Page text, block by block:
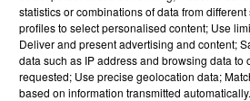
statistics or combinations of data from
profiles to select personalised content; Use
Deliver and present advertising and content;
data such as IP address and browsing data
requested; Use precise geolocation data;
based on information transmitted automatically.